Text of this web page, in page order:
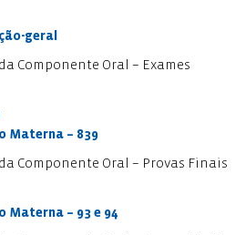
geral
Componente Oral – Exames
Materna – 839
Componente Oral – Provas Finais
Materna – 93 e 94